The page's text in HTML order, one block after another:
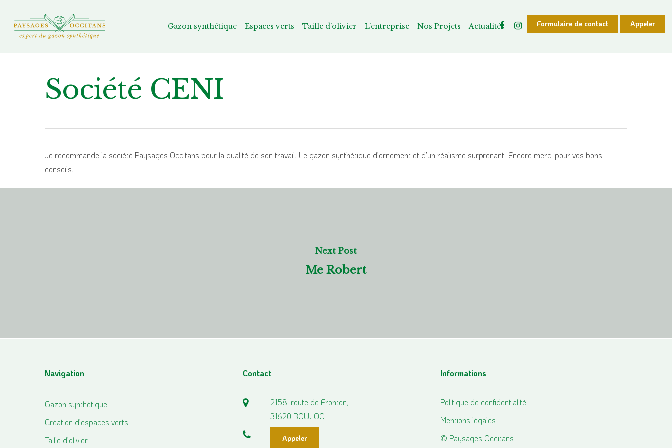
Gazon synthétique Espaces verts Taille d’olivier L’entreprise Nos Projets Actualités Formulaire de contact Appeler
Société CENI
Je recommande la société Paysages Occitans pour la qualité de son travail. Le gazon synthétique d’ornement et d’un réalisme surprenant. Encore merci pour vos bons
conseils.
Next Post
Me Robert
Navigation
Gazon synthétique
Création d’espaces verts
Taille d’olivier
Contact
2158, route de Fronton,
31620 BOULOC
Appeler
Informations
Politique de confidentialité
Mentions légales
© Paysages Occitans